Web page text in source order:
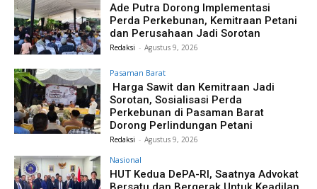
Ade Putra Dorong Implementasi
Perda Perkebunan, Kemitraan Petani
dan Perusahaan Jadi Sorotan
Redaksi - Agustus 9, 2026
Pasaman Barat
Harga Sawit dan Kemitraan Jadi
Sorotan, Sosialisasi Perda
Perkebunan di Pasaman Barat
Dorong Perlindungan Petani
Redaksi - Agustus 9, 2026
Nasional
HUT Kedua DePA-RI, Saatnya Advokat